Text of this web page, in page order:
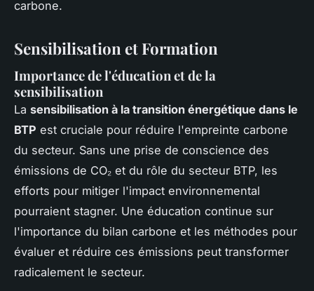
carbone.
Sensibilisation et Formation
Importance de l'éducation et de la
sensibilisation
La sensibilisation à la transition énergétique dans le
BTP est cruciale pour réduire l'empreinte carbone
du secteur. Sans une prise de conscience des
émissions de CO₂ et du rôle du secteur BTP, les
efforts pour mitiger l'impact environnemental
pourraient stagner. Une éducation continue sur
l'importance du bilan carbone et les méthodes pour
évaluer et réduire ces émissions peut transformer
radicalement le secteur.